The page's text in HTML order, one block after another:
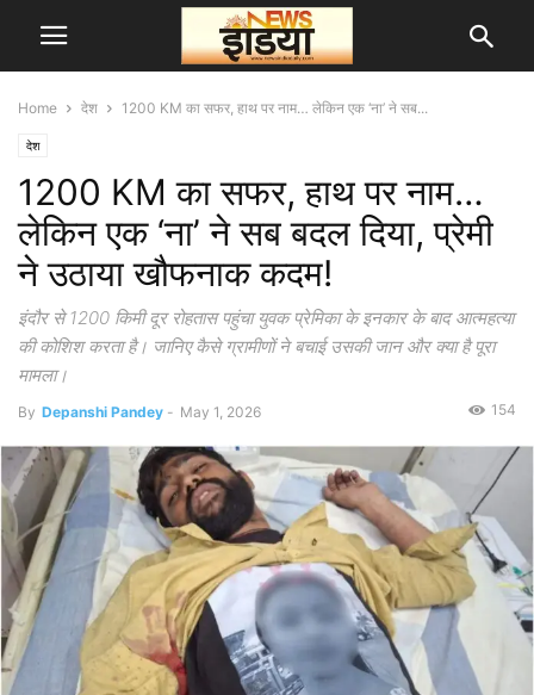
Home देश 1200 KM का सफर, हाथ पर नाम… लेकिन एक ‘ना’ ने सब...
देश
1200 KM का सफर, हाथ पर नाम…
लेकिन एक ‘ना’ ने सब बदल दिया, प्रेमी
ने उठाया खौफनाक कदम!
इंदौर से 1200 किमी दूर रोहतास पहुंचा युवक प्रेमिका के इनकार के बाद आत्महत्या
की कोशिश करता है। जानिए कैसे ग्रामीणों ने बचाई उसकी जान और क्या है पूरा
मामला।
By Depanshi Pandey - May 1, 2026 154